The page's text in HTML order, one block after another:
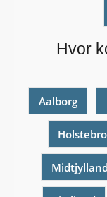
Hvor
Aalborg
Holstebro
Midtjylland